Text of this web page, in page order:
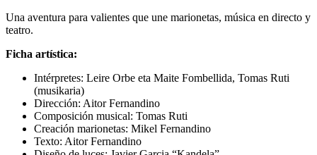
Una aventura para valientes que une marionetas, música en directo y
teatro.
Ficha artística:
Intérpretes: Leire Orbe eta Maite Fombellida, Tomas Ruti
(musikaria)
Dirección: Aitor Fernandino
Composición musical: Tomas Ruti
Creación marionetas: Mikel Fernandino
Texto: Aitor Fernandino